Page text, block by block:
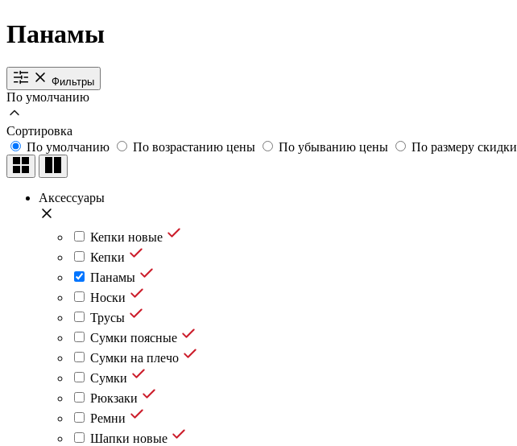
Панамы
Фильтры
По умолчанию
Сортировка
По умолчанию
По возрастанию цены По убыванию цены По размеру скидки
Аксессуары
Кепки новые
Кепки
Панамы
Носки
Трусы
Сумки поясные
Сумки на плечо
Сумки
Рюкзаки
Ремни
Шапки новые